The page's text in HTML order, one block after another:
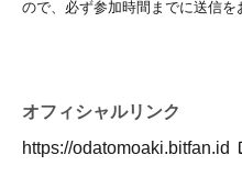
ので、必ず参加時間までに送信を
オフィシャルリンク
https://odatomoaki.bitfan.id